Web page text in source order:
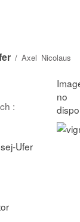
/ Axel Nicolaus
:
Ufer